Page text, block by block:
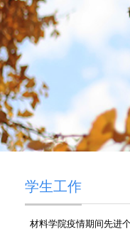
学生工作
材料学院疫情期间先进